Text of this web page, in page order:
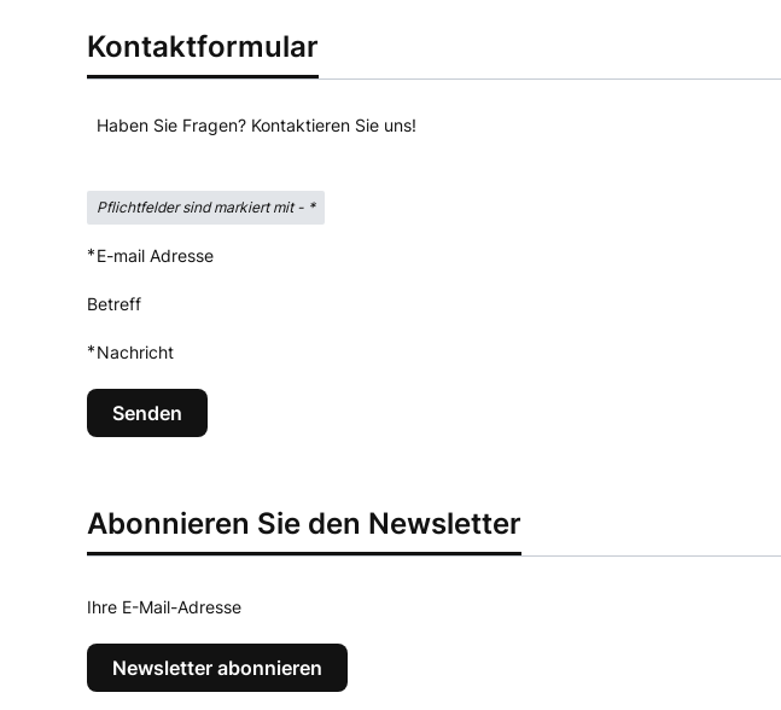
Kontaktformular
Haben Sie Fragen? Kontaktieren Sie uns!
Pflichtfelder sind markiert mit - *
*E-mail Adresse
Betreff
*Nachricht
Senden
Abonnieren Sie den Newsletter
Ihre E-Mail-Adresse
Newsletter abonnieren